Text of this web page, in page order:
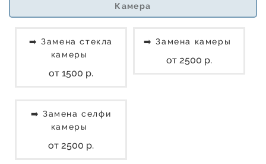
Камера
➡️ Замена стекла
камеры
от 1500 р.
➡️ Замена камеры
от 2500 р.
➡️ Замена селфи
камеры
от 2500 р.